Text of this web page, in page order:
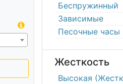
Беспружинный
Зависимые
Песочные часы
Жесткость
Высокая